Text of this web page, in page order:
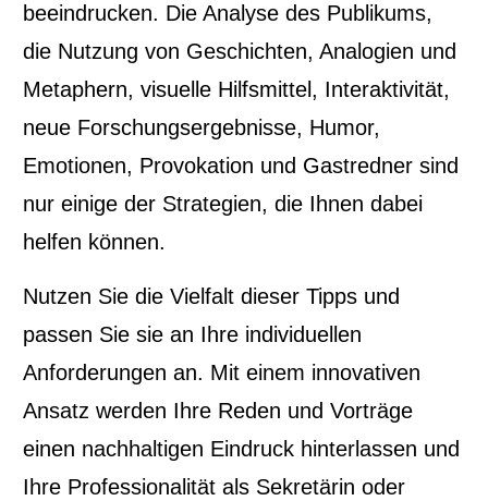
beeindrucken. Die Analyse des Publikums,
die Nutzung von Geschichten, Analogien und
Metaphern, visuelle Hilfsmittel, Interaktivität,
neue Forschungsergebnisse, Humor,
Emotionen, Provokation und Gastredner sind
nur einige der Strategien, die Ihnen dabei
helfen können.
Nutzen Sie die Vielfalt dieser Tipps und
passen Sie sie an Ihre individuellen
Anforderungen an. Mit einem innovativen
Ansatz werden Ihre Reden und Vorträge
einen nachhaltigen Eindruck hinterlassen und
Ihre Professionalität als Sekretärin oder